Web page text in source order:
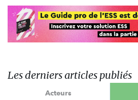
Les derniers articles publiés
Acteurs